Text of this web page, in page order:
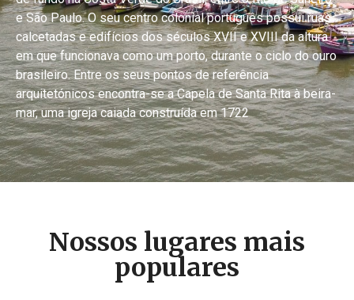
e São Paulo. O seu centro colonial português possui ruas
calcetadas e edifícios dos séculos XVII e XVIII da altura
em que funcionava como um porto, durante o ciclo do ouro
brasileiro. Entre os seus pontos de referência
arquitetónicos encontra-se a Capela de Santa Rita à beira-
mar, uma igreja caiada construída em 1722
Nossos lugares mais
populares